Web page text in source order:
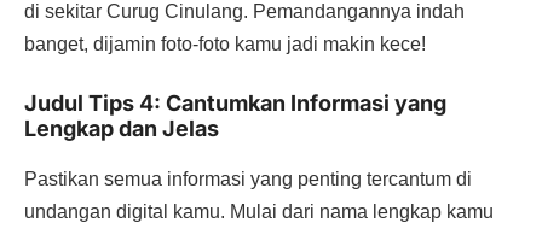
di sekitar Curug Cinulang. Pemandangannya indah
banget, dijamin foto-foto kamu jadi makin kece!
Judul Tips 4: Cantumkan Informasi yang
Lengkap dan Jelas
Pastikan semua informasi yang penting tercantum di
undangan digital kamu. Mulai dari nama lengkap kamu